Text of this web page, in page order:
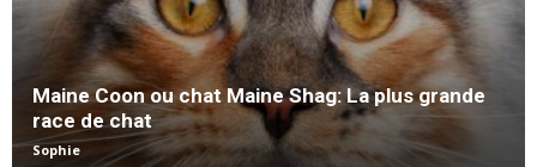
Maine Coon ou chat Maine Shag: La plus grande
race de chat
Sophie